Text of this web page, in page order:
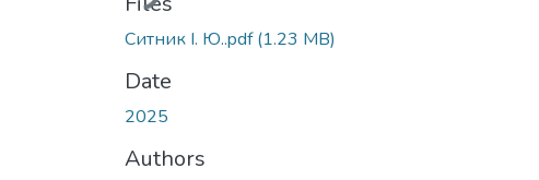
Ситник І. Ю..pdf(1.23 MB)
Date
2025
Authors